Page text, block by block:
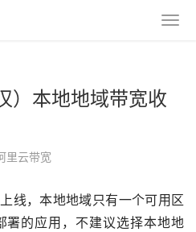
）本地地域带宽收
里云带宽
线，本地地域只有一个可用区
署的应用，不建议选择本地地